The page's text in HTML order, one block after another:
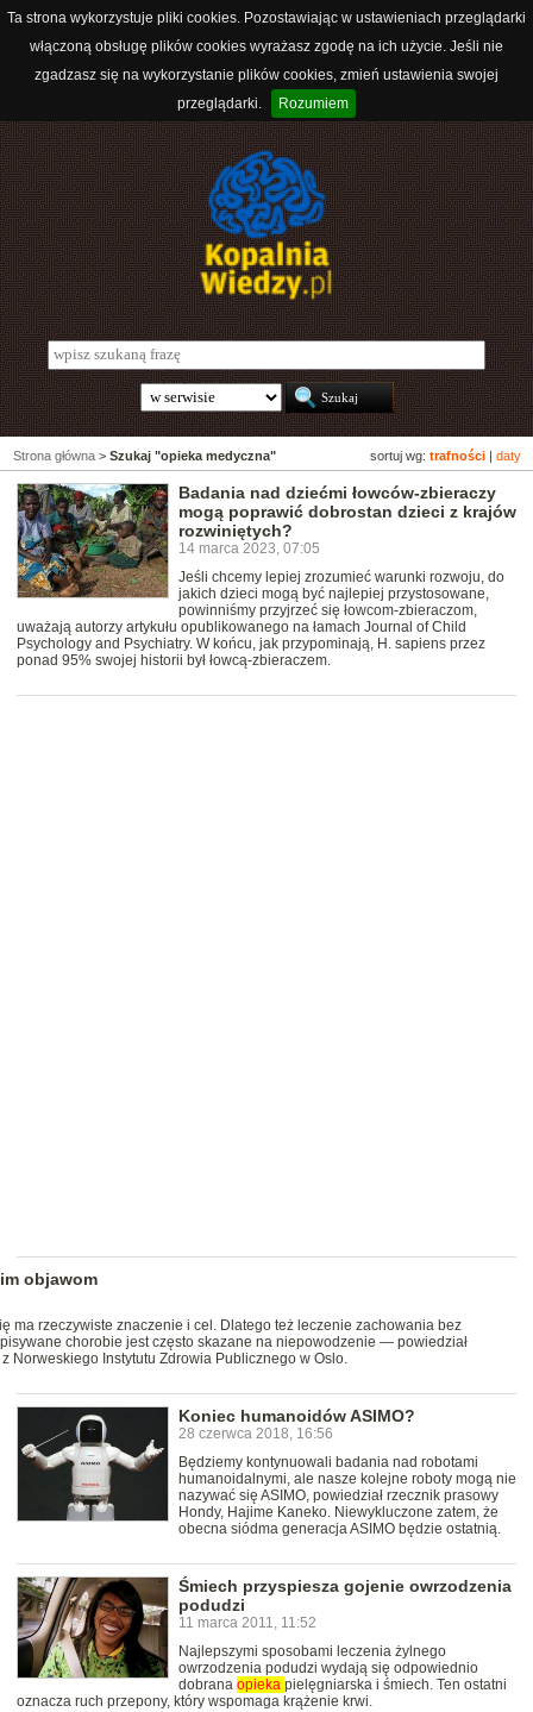
Ta strona wykorzystuje pliki cookies. Pozostawiając w ustawieniach przeglądarki
włączoną obsługę plików cookies wyrażasz zgodę na ich użycie. Jeśli nie
zgadzasz się na wykorzystanie plików cookies, zmień ustawienia swojej
przeglądarki.
Rozumiem
sortuj wg: trafności daty
Strona główna > Szukaj "opieka medyczna"
Badania nad dziećmi łowców-zbieraczy
mogą poprawić dobrostan dzieci z krajów
rozwiniętych?
14 marca 2023, 07:05
Jeśli chcemy lepiej zrozumieć warunki rozwoju, do
jakich dzieci mogą być najlepiej przystosowane,
powinniśmy przyjrzeć się łowcom-zbieraczom,
uważają autorzy artykułu opublikowanego na łamach Journal of Child
Psychology and Psychiatry. W końcu, jak przypominają, H. sapiens przez
ponad 95% swojej historii był łowcą-zbieraczem.
objawom
ma rzeczywiste znaczenie i cel. Dlatego też leczenie zachowania bez
chorobie jest często skazane na niepowodzenie — powiedział
Norweskiego Instytutu Zdrowia Publicznego w Oslo.
Koniec humanoidów ASIMO?
28 czerwca 2018, 16:56
Będziemy kontynuowali badania nad robotami
humanoidalnymi, ale nasze kolejne roboty mogą nie
nazywać się ASIMO, powiedział rzecznik prasowy
Hondy, Hajime Kaneko. Niewykluczone zatem, że
obecna siódma generacja ASIMO będzie ostatnią.
Śmiech przyspiesza gojenie owrzodzenia
podudzi
11 marca 2011, 11:52
Najlepszymi sposobami leczenia żylnego
owrzodzenia podudzi wydają się odpowiednio
dobrana opieka pielęgniarska i śmiech. Ten ostatni
oznacza ruch przepony, który wspomaga krążenie krwi.